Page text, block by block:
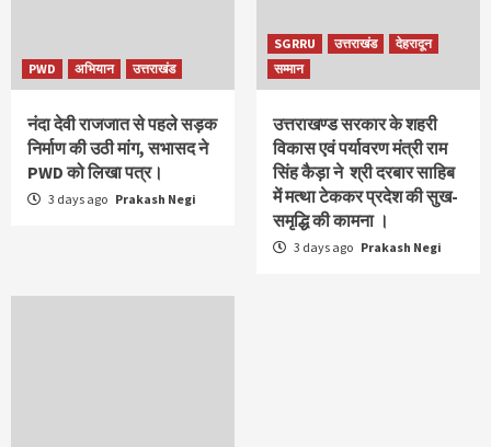
PWD अभियान उत्तराखंड
नंदा देवी राजजात से पहले सड़क
निर्माण की उठी मांग, सभासद ने
PWD को लिखा पत्र।
3 days ago Prakash Negi
SGRRU उत्तराखंड
देहरादून
सम्मान
उत्तराखण्ड सरकार के शहरी
विकास एवं पर्यावरण मंत्री राम
सिंह कैड़ा ने श्री दरबार साहिब
में मत्था टेककर प्रदेश की सुख-
समृद्धि की कामना ।
3 days ago Prakash Negi